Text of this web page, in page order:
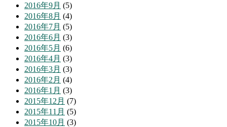
2016年9月 (5)
2016年8月 (4)
2016年7月 (5)
2016年6月 (3)
2016年5月 (6)
2016年4月 (3)
2016年3月 (3)
2016年2月 (4)
2016年1月 (3)
2015年12月 (7)
2015年11月 (5)
2015年10月 (3)